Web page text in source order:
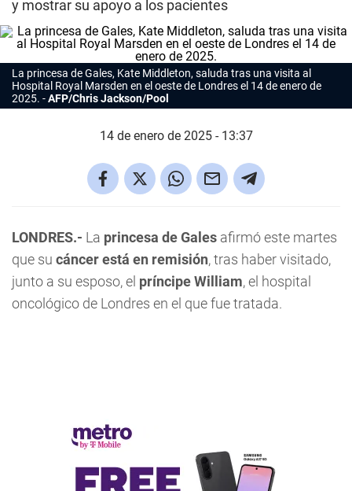
y mostrar su apoyo a los pacientes
La princesa de Gales, Kate Middleton, saluda tras una visita al
Hospital Royal Marsden en el oeste de Londres el 14 de enero de
2025.
AFP/Chris Jackson/Pool
14 de enero de 2025 - 13:37
LONDRES.- La princesa de Gales afirmó este martes
que su cáncer está en remisión, tras haber visitado,
junto a su esposo, el príncipe William, el hospital
oncológico de Londres en el que fue tratada.